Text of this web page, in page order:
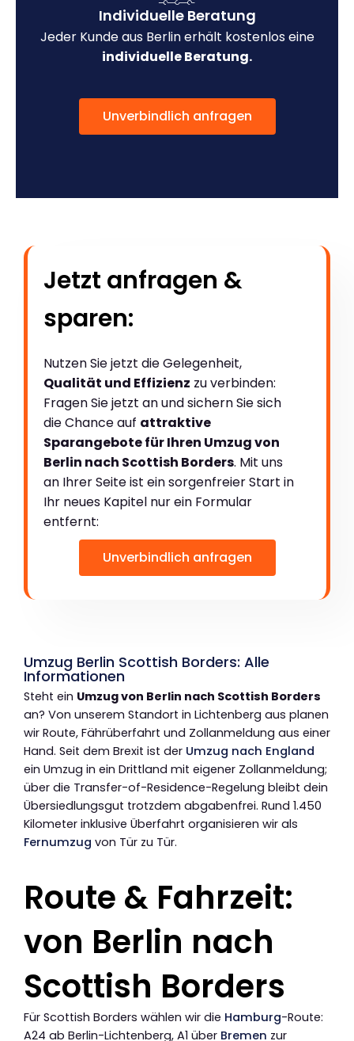
Individuelle Beratung
Jeder Kunde aus Berlin erhält kostenlos eine
individuelle Beratung.
Unverbindlich anfragen
Jetzt anfragen &
sparen:
Nutzen Sie jetzt die Gelegenheit,
Qualität und Effizienz zu verbinden:
Fragen Sie jetzt an und sichern Sie sich
die Chance auf attraktive
Sparangebote für Ihren Umzug von
Berlin nach Scottish Borders. Mit uns
an Ihrer Seite ist ein sorgenfreier Start in
Ihr neues Kapitel nur ein Formular
entfernt:
Unverbindlich anfragen
Umzug Berlin Scottish Borders: Alle
Informationen
Steht ein Umzug von Berlin nach Scottish Borders
an? Von unserem Standort in Lichtenberg aus planen
wir Route, Fährüberfahrt und Zollanmeldung aus einer
Hand. Seit dem Brexit ist der Umzug nach England
ein Umzug in ein Drittland mit eigener Zollanmeldung;
über die Transfer-of-Residence-Regelung bleibt dein
Übersiedlungsgut trotzdem abgabenfrei. Rund 1.450
Kilometer inklusive Überfahrt organisieren wir als
Fernumzug von Tür zu Tür.
Route & Fahrzeit:
von Berlin nach
Scottish Borders
Für Scottish Borders wählen wir die Hamburg-Route:
A24 ab Berlin-Lichtenberg, A1 über Bremen zur